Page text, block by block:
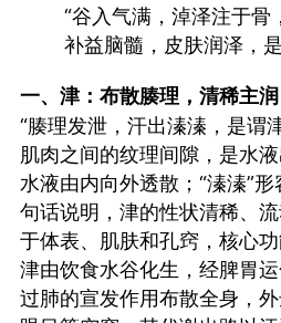
·特急预警】关
节返乡期间“闪
急提示
0
如何购买【理
【养正护络膏
“谷入气满，淖泽注于骨
补益脑髓，皮肤润泽，
一、津：布散腠理，清稀主润
“腠理发泄，汗出溱溱，是谓
肌肉之间的纹理间隙，是水
水液由内向外透散；“溱溱”
句话说明，津的性状清稀、
于体表、肌肤和孔窍，核心功
津由饮食水谷化生，经脾胃
过肺的宣发作用布散全身，外